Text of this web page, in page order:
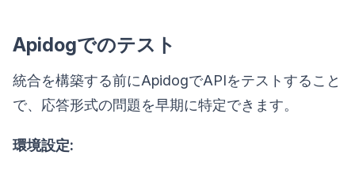
Apidogでのテスト
統合を構築する前にApidogでAPIをテストすること
で、応答形式の問題を早期に特定できます。
環境設定: